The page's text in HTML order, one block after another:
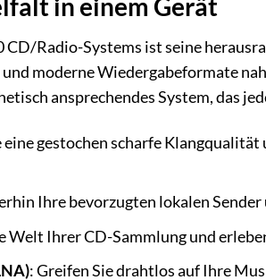
Radio-Systems ist seine
moderne Wiedergabeformate
ansprechendes System, das
eine gestochen scharfe
Ihre bevorzugten lokalen
Welt Ihrer CD-Sammlung und
: Greifen Sie drahtlos auf Ihre